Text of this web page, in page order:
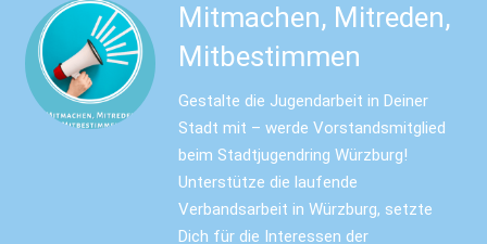
Mitmachen, Mitreden,
Mitbestimmen
Gestalte die Jugendarbeit in Deiner
Stadt mit – werde Vorstandsmitglied
beim Stadtjugendring Würzburg!
Unterstütze die laufende
Verbandsarbeit in Würzburg, setzte
Dich für die Interessen der